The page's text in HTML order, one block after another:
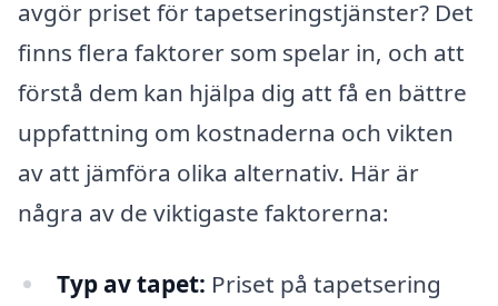
avgör priset för tapetseringstjänster? Det
finns flera faktorer som spelar in, och att
förstå dem kan hjälpa dig att få en bättre
uppfattning om kostnaderna och vikten
av att jämföra olika alternativ. Här är
några av de viktigaste faktorerna:
Typ av tapet: Priset på tapetsering